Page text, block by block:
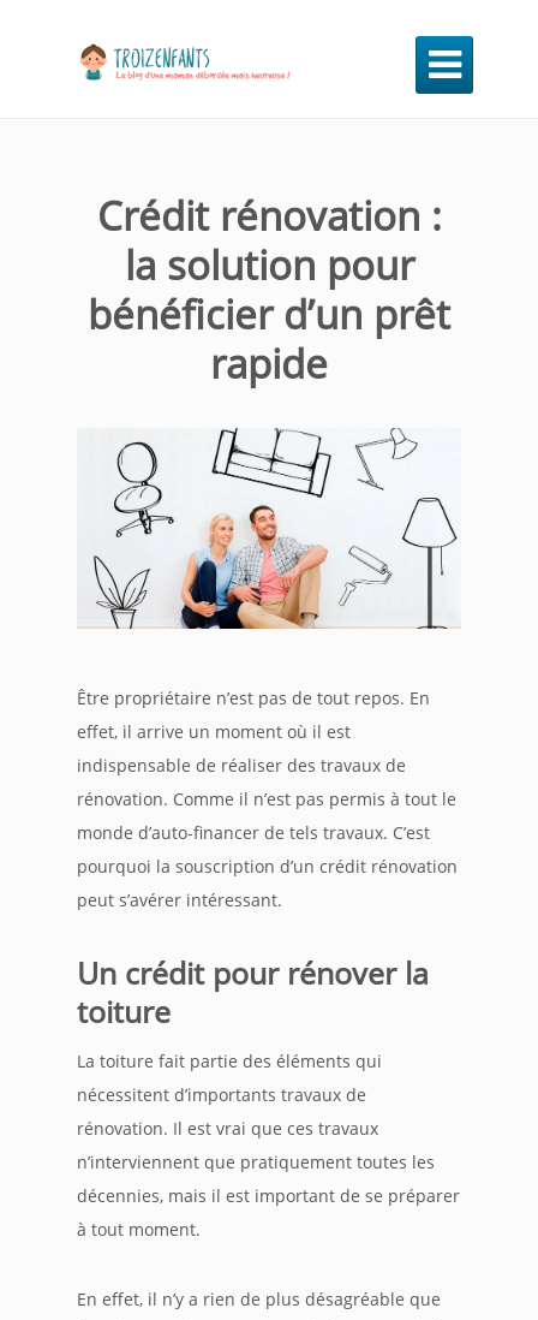

Crédit rénovation :
la solution pour
bénéficier d’un prêt
rapide
Être propriétaire n’est pas de tout repos. En
effet, il arrive un moment où il est
indispensable de réaliser des travaux de
rénovation. Comme il n’est pas permis à tout le
monde d’auto-financer de tels travaux. C’est
pourquoi la souscription d’un crédit rénovation
peut s’avérer intéressant.
Un crédit pour rénover la
toiture
La toiture fait partie des éléments qui
nécessitent d’importants travaux de
rénovation. Il est vrai que ces travaux
n’interviennent que pratiquement toutes les
décennies, mais il est important de se préparer
à tout moment.
En effet, il n’y a rien de plus désagréable que